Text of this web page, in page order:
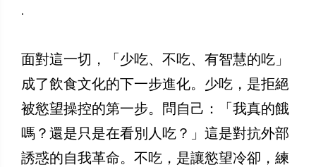
.
面對這一切，「少吃、不吃、有智慧的吃」
成了飲食文化的下一步進化。少吃，是拒絕
被慾望操控的第一步。問自己：「我真的餓
嗎？還是只是在看別人吃？」這是對抗外部
誘惑的自我革命。不吃，是讓慾望冷卻，練